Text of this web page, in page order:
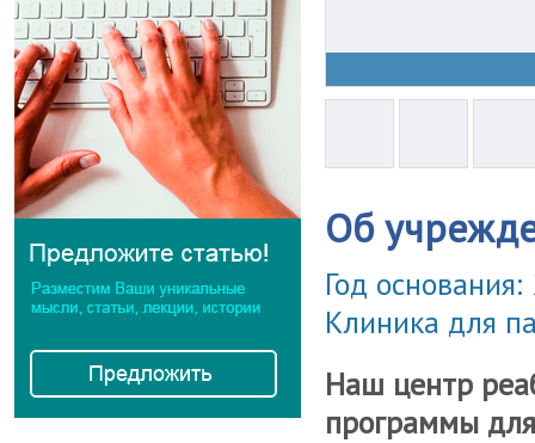
Об
Год основания:
Клиника для
Наш центр
программы